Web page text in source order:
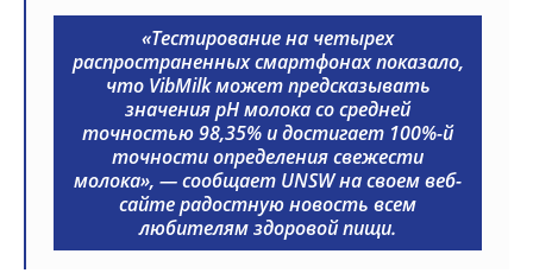
«Тестирование на четырех
распространенных смартфонах показало,
что VibMilk может предсказывать
значения pH молока со средней
точностью 98,35% и достигает 100%-й
точности определения свежести
молока», — сообщает UNSW на своем веб-
сайте радостную новость всем
любителям здоровой пищи.